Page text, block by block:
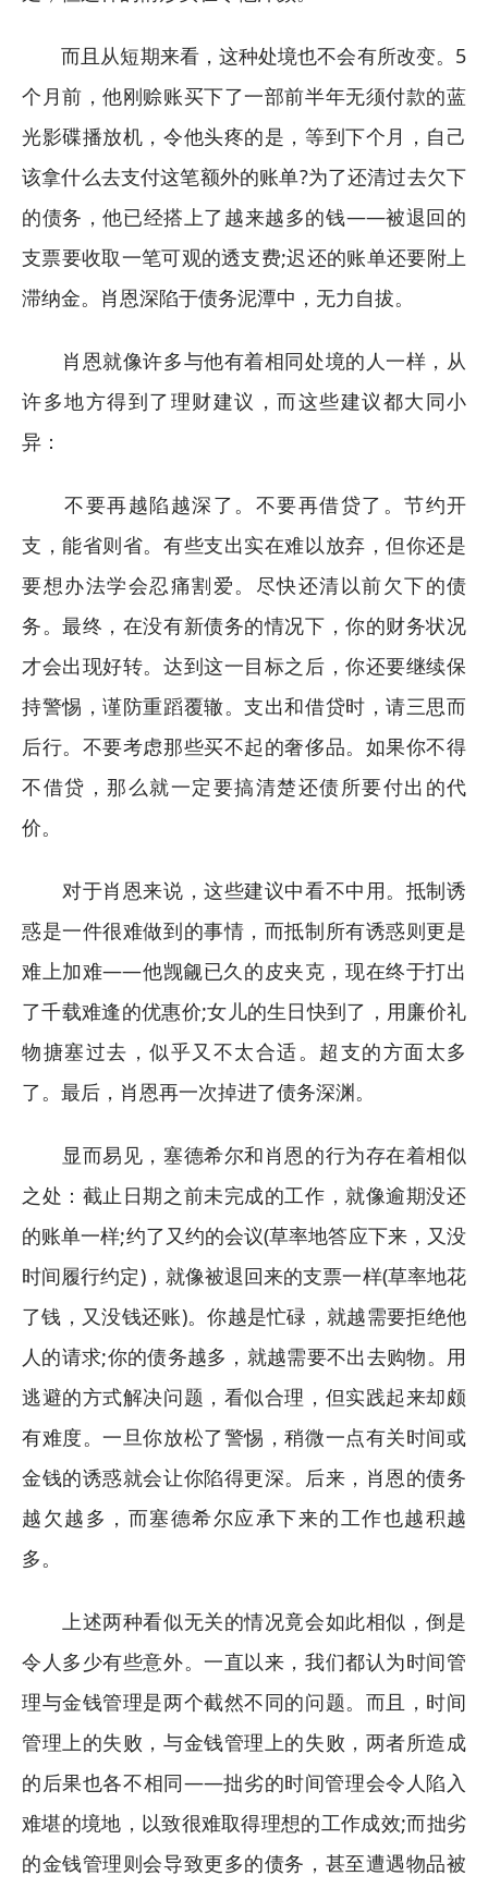
而且从短期来看，这种处境也不会有所改变。5
个月前，他刚赊账买下了一部前半年无须付款的蓝
光影碟播放机，令他头疼的是，等到下个月，自己
该拿什么去支付这笔额外的账单?为了还清过去欠下
的债务，他已经搭上了越来越多的钱——被退回的
支票要收取一笔可观的透支费;迟还的账单还要附上
滞纳金。肖恩深陷于债务泥潭中，无力自拔。
肖恩就像许多与他有着相同处境的人一样，从
许多地方得到了理财建议，而这些建议都大同小
异：
不要再越陷越深了。不要再借贷了。节约开
支，能省则省。有些支出实在难以放弃，但你还是
要想办法学会忍痛割爱。尽快还清以前欠下的债
务。最终，在没有新债务的情况下，你的财务状况
才会出现好转。达到这一目标之后，你还要继续保
持警惕，谨防重蹈覆辙。支出和借贷时，请三思而
后行。不要考虑那些买不起的奢侈品。如果你不得
不借贷，那么就一定要搞清楚还债所要付出的代
价。
对于肖恩来说，这些建议中看不中用。抵制诱
惑是一件很难做到的事情，而抵制所有诱惑则更是
难上加难——他觊觎已久的皮夹克，现在终于打出
了千载难逢的优惠价;女儿的生日快到了，用廉价礼
物搪塞过去，似乎又不太合适。超支的方面太多
了。最后，肖恩再一次掉进了债务深渊。
显而易见，塞德希尔和肖恩的行为存在着相似
之处：截止日期之前未完成的工作，就像逾期没还
的账单一样;约了又约的会议(草率地答应下来，又没
时间履行约定)，就像被退回来的支票一样(草率地花
了钱，又没钱还账)。你越是忙碌，就越需要拒绝他
人的请求;你的债务越多，就越需要不出去购物。用
逃避的方式解决问题，看似合理，但实践起来却颇
有难度。一旦你放松了警惕，稍微一点有关时间或
金钱的诱惑就会让你陷得更深。后来，肖恩的债务
越欠越多，而塞德希尔应承下来的工作也越积越
多。
上述两种看似无关的情况竟会如此相似，倒是
令人多少有些意外。一直以来，我们都认为时间管
理与金钱管理是两个截然不同的问题。而且，时间
管理上的失败，与金钱管理上的失败，两者所造成
的后果也各不相同——拙劣的时间管理会令人陷入
难堪的境地，以致很难取得理想的工作成效;而拙劣
的金钱管理则会导致更多的债务，甚至遭遇物品被